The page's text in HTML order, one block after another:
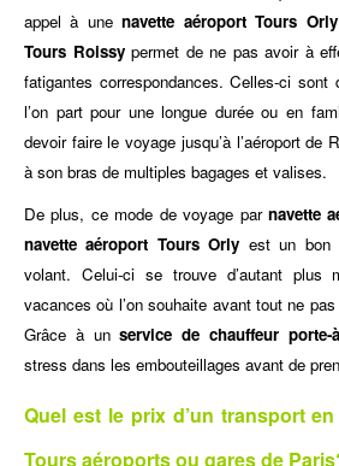
appel à unenavette aéroport Tours
Tours Roissypermet de ne pas avoir à
fatigantes correspondances. Celles-ci sont
l’on part pour une longue durée ou en
devoir faire le voyage jusqu’à l’aéroport
à son bras de multiples bagages et valises.
De plus, ce mode de voyage par navette
navette aéroport Tours Orly est un bon
volant. Celui-ci se trouve d’autant plus
vacances où l’on souhaite avant tout ne
Grâce à unservice de chauffeur porte-
stress dans les embouteillages avant de
Quel est le prix d’un transport
Tours aéroports ou gares de